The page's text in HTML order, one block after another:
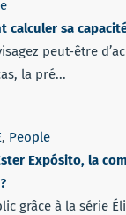
calculer sa
peut-être
la pré...
, People
Expósito, la
grâce à la série